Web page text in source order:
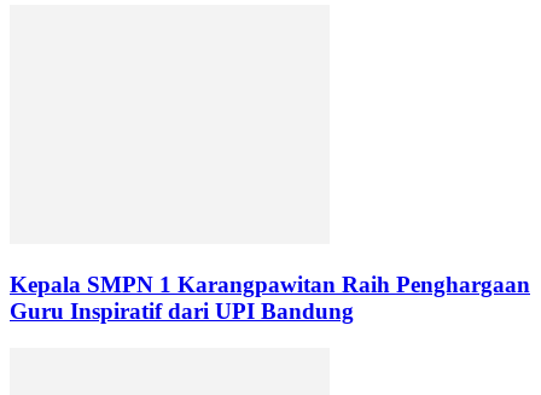
Kepala SMPN 1 Karangpawitan Raih Penghargaan
Guru Inspiratif dari UPI Bandung